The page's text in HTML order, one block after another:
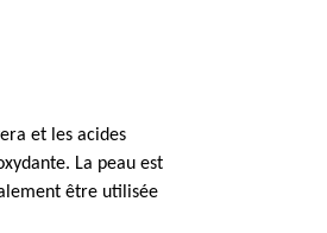
et les acides
La peau est
être utilisée